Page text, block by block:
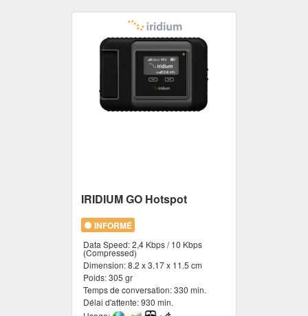
IRIDIUM GO Hotspot
INFORMÉ
Data Speed:2,4 Kbps / 10 Kbps
(Compressed)
Dimension:8.2 x 3.17 x 11.5 cm
Poids:305 gr
Temps de conversation:330 min.
Délai d'attente:930 min.